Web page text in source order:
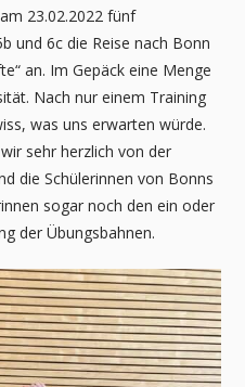
23.02.2022 fünf
und 6c die Reise nach Bonn
an. Im Gepäck eine Menge
Nach nur einem Training
was uns erwarten würde.
sehr herzlich von der
die Schülerinnen von Bonns
sogar noch den ein oder
der Übungsbahnen.